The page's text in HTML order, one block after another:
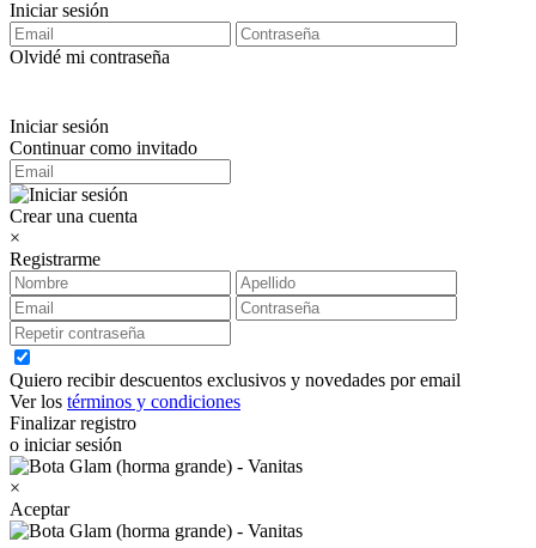
Iniciar sesión
Olvidé mi contraseña
Iniciar sesión
Continuar como invitado
Crear una cuenta
×
Registrarme
Quiero recibir descuentos exclusivos y novedades por email
Ver los términos y condiciones
Finalizar registro
o iniciar sesión
×
Aceptar